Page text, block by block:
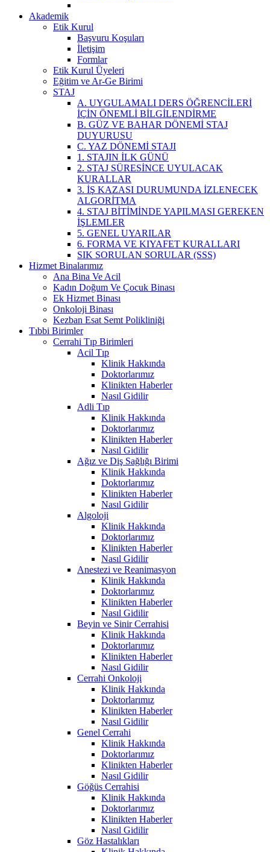
Akademik
Etik Kurul
Başvuru Koşuları
İletişim
Formlar
Etik Kurul Üyeleri
Eğitim ve Ar-Ge Birimi
STAJ
A. UYGULAMALI DERS ÖĞRENCİLERİ
İÇİN ÖNEMLİ BİLGİLENDİRME
B. GÜZ VE BAHAR DÖNEMİ STAJ
DUYURUSU
C. YAZ DÖNEMİ STAJI
1. STAJIN İLK GÜNÜ
2. STAJ SÜRESİNCE UYULACAK
KURALLAR
3. İŞ KAZASI DURUMUNDA İZLENECEK
ALGORİTMA
4. STAJ BİTİMİNDE YAPILMASI GEREKEN
İŞLEMLER
5. GENEL UYARILAR
6. FORMA VE KIYAFET KURALLARI
SIK SORULAN SORULAR (SSS)
Hizmet Binalarımız
Ana Bina Ve Acil
Kadın Doğum Ve Çocuk Binası
Ek Hizmet Binası
Onkoloji Binası
Kezban Esat Semt Polikliniği
Tıbbi Birimler
Cerrahi Tıp Birimleri
Acil Tıp
Klinik Hakkında
Doktorlarımız
Klinikten Haberler
Nasıl Gidilir
Adli Tıp
Klinik Hakkında
Doktorlarımız
Klinikten Haberler
Nasıl Gidilir
Ağız ve Diş Sağlığı Birimi
Klinik Hakkında
Doktorlarımız
Klinikten Haberler
Nasıl Gidilir
Algoloji
Klinik Hakkında
Doktorlarımız
Klinikten Haberler
Nasıl Gidilir
Anestezi ve Reanimasyon
Klinik Hakkında
Doktorlarımız
Klinikten Haberler
Nasıl Gidilir
Beyin ve Sinir Cerrahisi
Klinik Hakkında
Doktorlarımız
Klinikten Haberler
Nasıl Gidilir
Cerrahi Onkoloji
Klinik Hakkında
Doktorlarımız
Klinikten Haberler
Nasıl Gidilir
Genel Cerrahi
Klinik Hakkında
Doktorlarımız
Klinikten Haberler
Nasıl Gidilir
Göğüs Cerrahisi
Klinik Hakkında
Doktorlarımız
Klinikten Haberler
Nasıl Gidilir
Göz Hastalıkları